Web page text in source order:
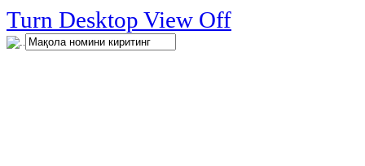
Turn Desktop View Off
.